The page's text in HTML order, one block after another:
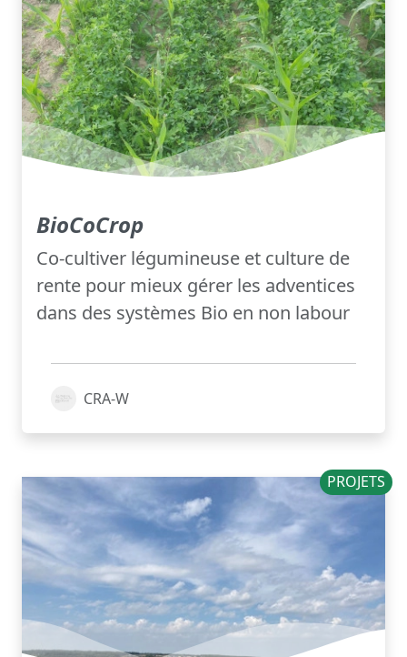
BioCoCrop
Co-cultiver légumineuse et culture de
rente pour mieux gérer les adventices
dans des systèmes Bio en non labour
CRA-W
PROJETS